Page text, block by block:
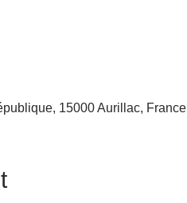
15000 Aurillac, France